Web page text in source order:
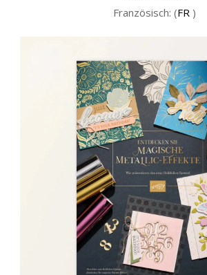
Französisch: (FR )